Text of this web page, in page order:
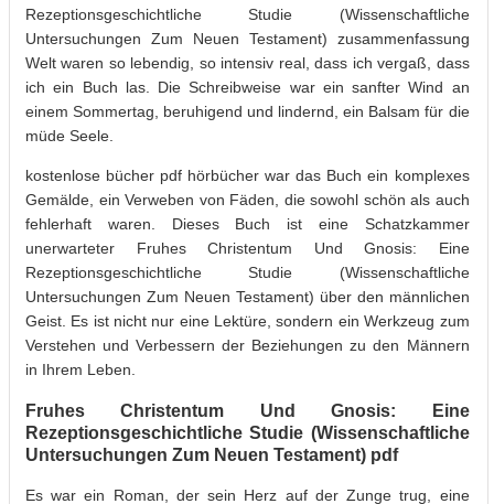
Rezeptionsgeschichtliche Studie (Wissenschaftliche
Untersuchungen Zum Neuen Testament) zusammenfassung
Welt waren so lebendig, so intensiv real, dass ich vergaß, dass
ich ein Buch las. Die Schreibweise war ein sanfter Wind an
einem Sommertag, beruhigend und lindernd, ein Balsam für die
müde Seele.
kostenlose bücher pdf hörbücher war das Buch ein komplexes
Gemälde, ein Verweben von Fäden, die sowohl schön als auch
fehlerhaft waren. Dieses Buch ist eine Schatzkammer
unerwarteter Fruhes Christentum Und Gnosis: Eine
Rezeptionsgeschichtliche Studie (Wissenschaftliche
Untersuchungen Zum Neuen Testament) über den männlichen
Geist. Es ist nicht nur eine Lektüre, sondern ein Werkzeug zum
Verstehen und Verbessern der Beziehungen zu den Männern
in Ihrem Leben.
Fruhes Christentum Und Gnosis: Eine
Rezeptionsgeschichtliche Studie (Wissenschaftliche
Untersuchungen Zum Neuen Testament) pdf
Es war ein Roman, der sein Herz auf der Zunge trug, eine